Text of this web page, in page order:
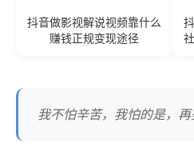
抖音做影视解说视频靠什么
赚钱正规变现途径
我不怕辛苦，我怕的是，再